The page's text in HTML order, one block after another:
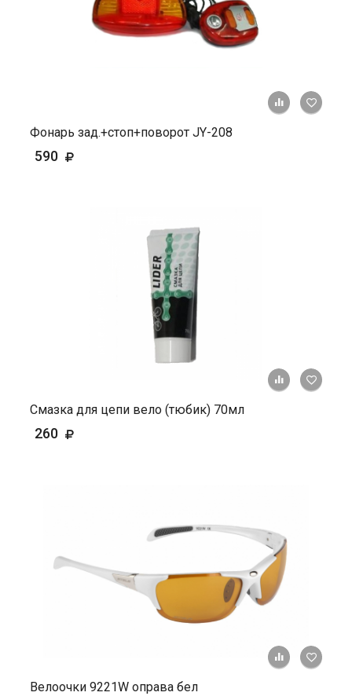
+ К
Фонарь зад.+стоп+поворот JY-208
590
+ К
Смазка для цепи вело (тюбик) 70мл
260
+ К
Велоочки 9221W оправа бел